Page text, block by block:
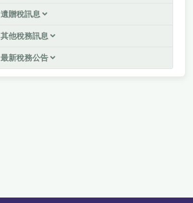
遺贈稅訊息
其他稅務訊息
最新稅務公告